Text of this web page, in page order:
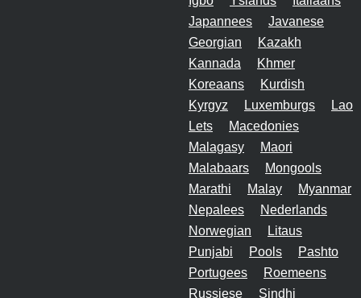
Japannees
Javanese
Georgian
Kazakh
Kannada
Khmer
Koreaans
Kurdish
Kyrgyz
Luxemburgs
Lao
Lets
Macedonies
Malagasy
Maori
Malabaars
Mongools
Marathi
Malay
Myanmar
Nepalees
Nederlands
Norwegian
Litaus
Punjabi
Pools
Pashto
Portugees
Roemeens
Russiese
Sindhi